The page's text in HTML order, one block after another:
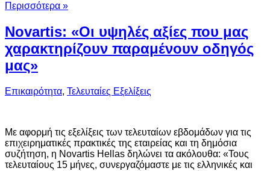
Περισσότερα »
Novartis: «Οι υψηλές αξίες που μας
χαρακτηρίζουν παραμένουν οδηγός
μας»
Επικαιρότητα, Τελευταίες Εξελίξεις
Με αφορμή τις εξελίξεις των τελευταίων εβδομάδων για τις
επιχειρηματικές πρακτικές της εταιρείας και τη δημόσια
συζήτηση, η Novartis Hellas δηλώνει τα ακόλουθα: «Τους
τελευταίους 15 μήνες, συνεργαζόμαστε με τις ελληνικές και